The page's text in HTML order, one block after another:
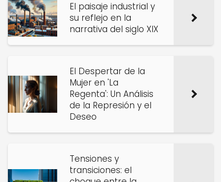
El paisaje industrial y
su reflejo en la
narrativa del siglo XIX
El Despertar de la
Mujer en 'La
Regenta': Un Análisis
de la Represión y el
Deseo
Tensiones y
transiciones: el